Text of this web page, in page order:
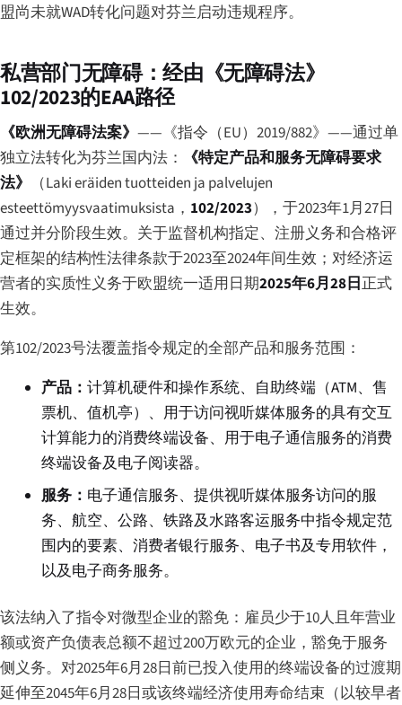
盟尚未就WAD转化问题对芬兰启动违规程序。
私营部门无障碍：经由《无障碍法》
102/2023的EAA路径
《欧洲无障碍法案》 ——《指令（EU）2019/882》——通过单
独立法转化为芬兰国内法：
《特定产品和服务无障碍要求
法》
（Laki eräiden tuotteiden ja palvelujen
esteettömyysvaatimuksista ， 102/2023），于2023年1月27日
通过并分阶段生效。关于监督机构指定、注册义务和合格评
定框架的结构性法律条款于2023至2024年间生效；对经济运
营者的实质性义务于欧盟统一适用日期2025年6月28日正式
生效。
第102/2023号法覆盖指令规定的全部产品和服务范围：
产品：计算机硬件和操作系统、自助终端（ATM、售
票机、值机亭）、用于访问视听媒体服务的具有交互
计算能力的消费终端设备、用于电子通信服务的消费
终端设备及电子阅读器。
服务： 电子通信服务、提供视听媒体服务访问的服
务、航空、公路、铁路及水路客运服务中指令规定范
围内的要素、消费者银行服务、电子书及专用软件，
以及电子商务服务。
该法纳入了指令对微型企业的豁免：雇员少于10人且年营业
额或资产负债表总额不超过200万欧元的企业，豁免于服务
侧义务。对2025年6月28日前已投入使用的终端设备的过渡期
延伸至2045年6月28日或该终端经济使用寿命结束（以较早者